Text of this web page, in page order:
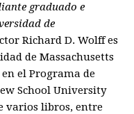
graduado e
de
Richard D. Wolff es
de Massachusetts
el Programa de
School University
varios libros, entre